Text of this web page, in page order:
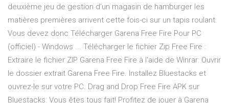
deuxième jeu de gestion d’un magasin de hamburger les
matières premières arrivent cette fois-ci sur un tapis roulant.
Vous devez donc Télécharger Garena Free Fire Pour PC
(officiel) - Windows ... Télécharger le fichier Zip Free Fire :
Extraire le fichier ZIP Garena Free Fire à l'aide de Winrar: Ouvrir
le dossier extrait Garena Free Fire. Installez Bluestacks et
ouvrez-le sur votre PC. Drag and Drop Free Fire APK sur
Bluestacks: Vous êtes tous fait! Profitez de jouer à Garena